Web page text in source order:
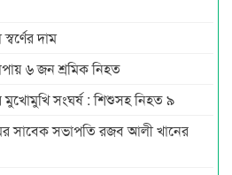
দাম
৬ জন শ্রমিক নিহত
সংঘর্ষ : শিশুসহ নিহত ৯
সাবেক সভাপতি রজব আলী খানের